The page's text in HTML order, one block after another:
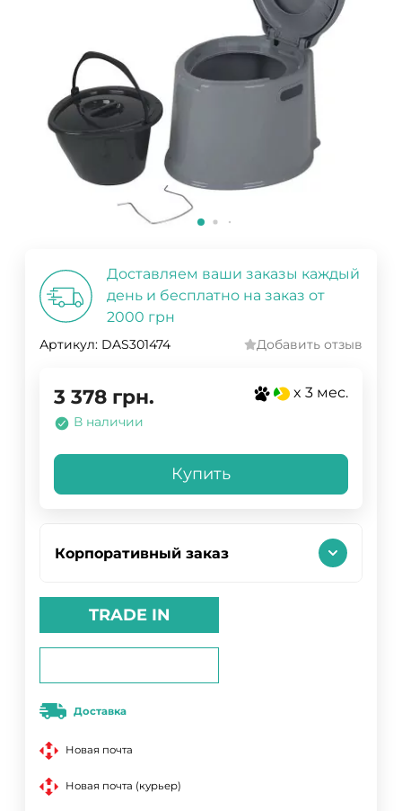
Доставляем ваши заказы каждый
день и бесплатно на заказ от
2000 грн
Артикул: DAS301474 Добавить отзыв
3 378 грн. x 3 мес.
В наличии
Купить
Корпоративный заказ
TRADE IN
Доставка
Новая почта
Новая почта (курьер)